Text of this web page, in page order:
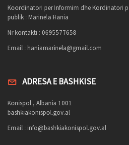
Koordinatori per Informim dhe Kordinatori
publik : Marinela Hania
Nr kontakti : 0695577658
Email : haniamarinela@gmail.com
ADRESA E BASHKISE
Konispol , Albania 1001
bashkiakonispol.gov.al
Email : info@bashkiakonispol.gov.al